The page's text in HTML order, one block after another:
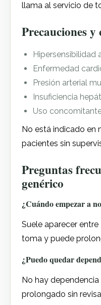
llama al servicio de
Precauciones
Hipersensibilidad
Enfermedad
Presión arterial
Insuficiencia
Uso
No está indicado en
pacientes sin
Preguntas
genérico
¿Cuándo empezar a
Suele aparecer
toma y puede
¿Puedo quedar
No hay
prolongado sin